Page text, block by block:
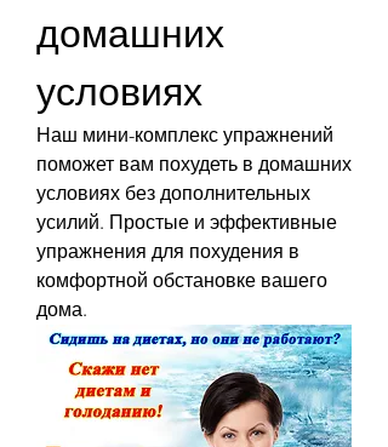
домашних
условиях
Наш мини-комплекс упражнений
поможет вам похудеть в домашних
условиях без дополнительных
усилий. Простые и эффективные
упражнения для похудения в
комфортной обстановке вашего
дома.